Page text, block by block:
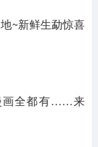
~新鲜生勐惊喜
画全都有……来